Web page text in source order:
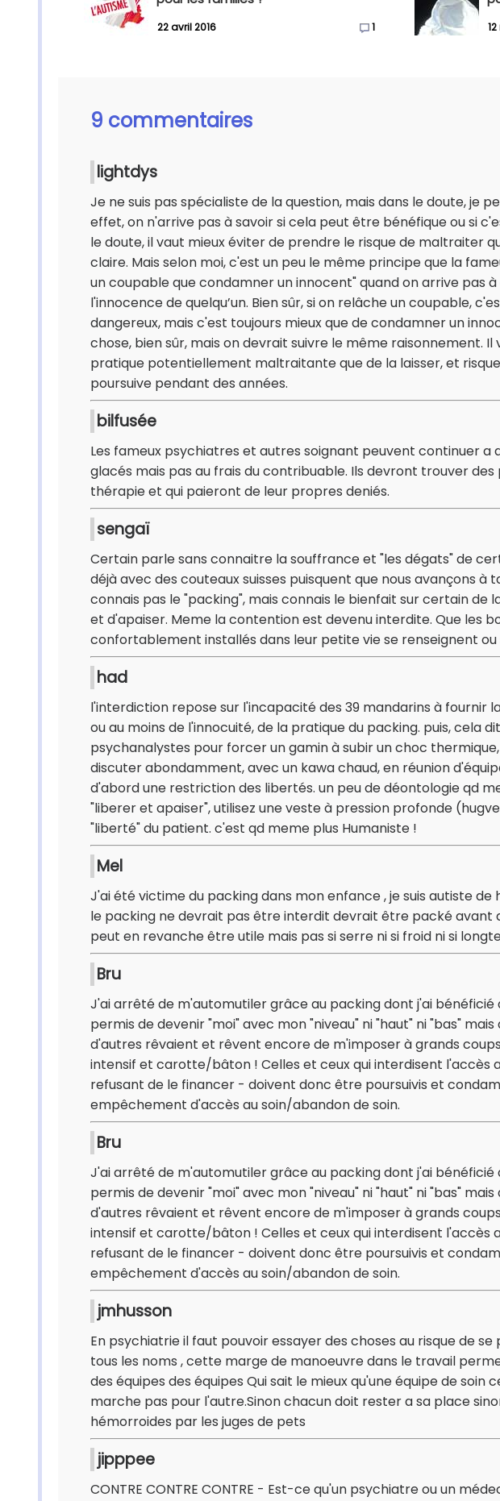
22 avril 2016 1
9 commentaires
lightdys
Je ne suis pas spécialiste de la question, mais dans le doute, je
effet, on n'arrive pas à savoir si cela peut être bénéfique ou si
le doute, il vaut mieux éviter de prendre le risque de maltraiter
claire. Mais selon moi, c'est un peu le même principe que la
un coupable que condamner un innocent" quand on arrive pas
l'innocence de quelqu’un. Bien sûr, si on relâche un coupable,
dangereux, mais c'est toujours mieux que de condamner un
chose, bien sûr, mais on devrait suivre le même raisonnement. Il
pratique potentiellement maltraitante que de la laisser, et
poursuive pendant des années.
bilfusée
Les fameux psychiatres et autres soignant peuvent continuer a
glacés mais pas au frais du contribuable. Ils devront trouver
thérapie et qui paieront de leur propres deniés.
sengaï
Certain parle sans connaitre la souffrance et "les dégats" de
déjà avec des couteaux suisses puisquent que nous avançons
connais pas le "packing", mais connais le bienfait sur certain
et d'apaiser. Meme la contention est devenu interdite. Que les
confortablement installés dans leur petite vie se renseignent ou
had
l'interdiction repose sur l'incapacité des 39 mandarins à fournir
ou au moins de l'innocuité, de la pratique du packing. puis, cela
psychanalystes pour forcer un gamin à subir un choc
discuter abondamment, avec un kawa chaud, en réunion
d'abord une restriction des libertés. un peu de déontologie qd
"liberer et apaiser", utilisez une veste à pression profonde
"liberté" du patient. c'est qd meme plus Humaniste !
Mel
J'ai été victime du packing dans mon enfance , je suis autiste de
le packing ne devrait pas être interdit devrait être packé avant
peut en revanche être utile mais pas si serre ni si froid ni si
Bru
J'ai arrêté de m'automutiler grâce au packing dont j'ai
permis de devenir "moi" avec mon "niveau" ni "haut" ni "bas"
d'autres rêvaient et rêvent encore de m'imposer à grands
intensif et carotte/bâton ! Celles et ceux qui interdisent l'accès
refusant de le financer - doivent donc être poursuivis et
empêchement d'accès au soin/abandon de soin.
Bru
J'ai arrêté de m'automutiler grâce au packing dont j'ai
permis de devenir "moi" avec mon "niveau" ni "haut" ni "bas"
d'autres rêvaient et rêvent encore de m'imposer à grands
intensif et carotte/bâton ! Celles et ceux qui interdisent l'accès
refusant de le financer - doivent donc être poursuivis et
empêchement d'accès au soin/abandon de soin.
jmhusson
En psychiatrie il faut pouvoir essayer des choses au risque de
tous les noms , cette marge de manoeuvre dans le travail
des équipes des équipes Qui sait le mieux qu'une équipe de soin
marche pas pour l'autre.Sinon chacun doit rester a sa place
hémorroides par les juges de pets
jipppee
CONTRE CONTRE CONTRE - Est-ce qu'un psychiatre ou un